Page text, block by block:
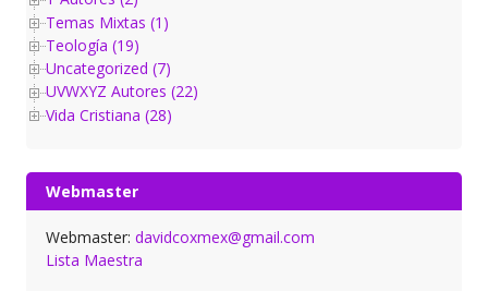
Temas Mixtas (1)
Teología (19)
Uncategorized (7)
UVWXYZ Autores (22)
Vida Cristiana (28)
Webmaster
Webmaster: davidcoxmex@gmail.com
Lista Maestra